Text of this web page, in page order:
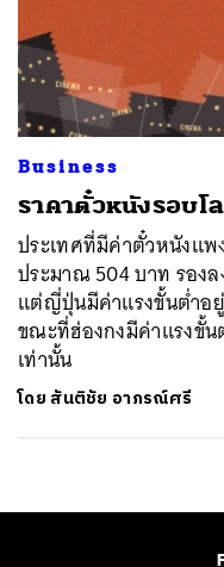
Business
ราคาตั๋วหนังรอบโ
ประเทศที่มีค่าตั๋วหนังแ
ประมาณ 504 บาท รอง
แต่ญี่ปุ่นมีค่าแรงขั้นต่ำอ
ขณะที่ฮ่องกงมีค่าแรงขั้น
เท่านั้น
โดย สันติชัย อาภรณ์ศรี
ค้นหา
SHARE